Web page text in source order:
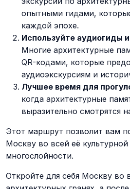
опытными гидами,
каждой эпохе.
Используйте аудиогиды
Многие архитектурные
QR-кодами, которые
аудиоэкскурсиям и
Лучшее время для
когда архитектурные
выразительно смотрятся
Этот маршрут позволит вам
Москву во всей её
многослойности.
Откройте для себя Москву во